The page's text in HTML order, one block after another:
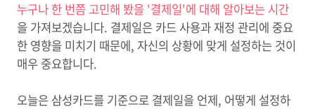
누구나 한 번쯤 고민해 봤을 '결제일'에 대해 알아보는 시간
을 가져보겠습니다. 결제일은 카드 사용과 재정 관리에 중요
한 영향을 미치기 때문에, 자신의 상황에 맞게 설정하는 것이
매우 중요합니다.
오늘은 삼성카드를 기준으로 결제일을 언제, 어떻게 설정하